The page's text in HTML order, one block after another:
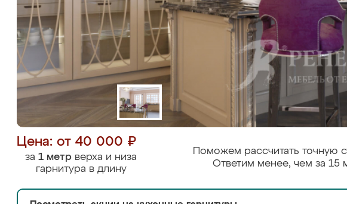
Цена: от 40 000 ₽
за 1 метр верха и низа
гарнитура в длину
Поможем рассчитать точную
Ответим менее, чем за 15